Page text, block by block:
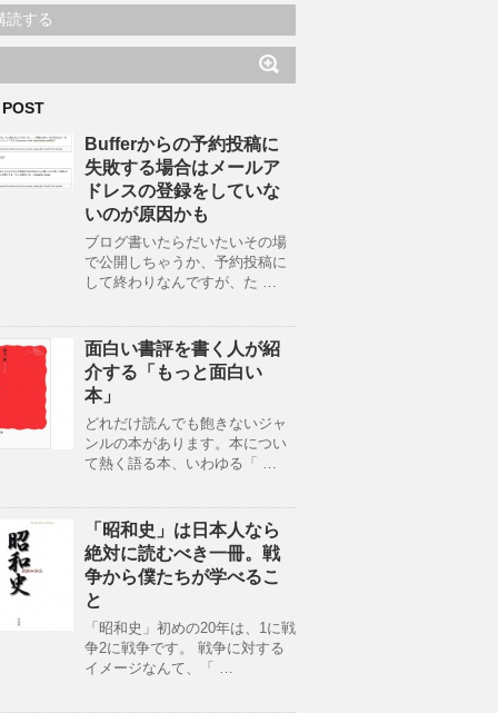
する
Bufferからの予約投稿に
失敗する場合はメールア
ドレスの登録をしていな
いのが原因かも
ブログ書いたらだいたいその場
で公開しちゃうか、予約投稿に
して終わりなんですが、た …
面白い書評を書く人が紹
介する「もっと面白い
本」
どれだけ読んでも飽きないジャ
ンルの本があります。本につい
て熱く語る本、いわゆる「 …
「昭和史」は日本人なら
絶対に読むべき一冊。戦
争から僕たちが学べるこ
と
「昭和史」初めの20年は、1に戦
争2に戦争です。 戦争に対する
イメージなんて、「 …